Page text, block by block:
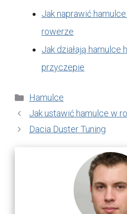
Jak naprawić
rowerze
Jak działają hamulce
przyczepie
Kategorie
Hamulce
Jak ustawić hamulce w
Dacia Duster Tuning